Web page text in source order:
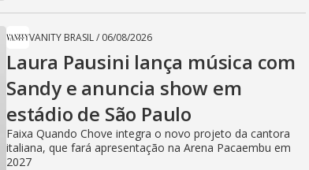
VANITY BRASIL/ 06/08/2026
Laura Pausini lança música com
Sandy e anuncia show em
estádio de São Paulo
Faixa Quando Chove integra o novo projeto da cantora
italiana, que fará apresentação na Arena Pacaembu em
2027